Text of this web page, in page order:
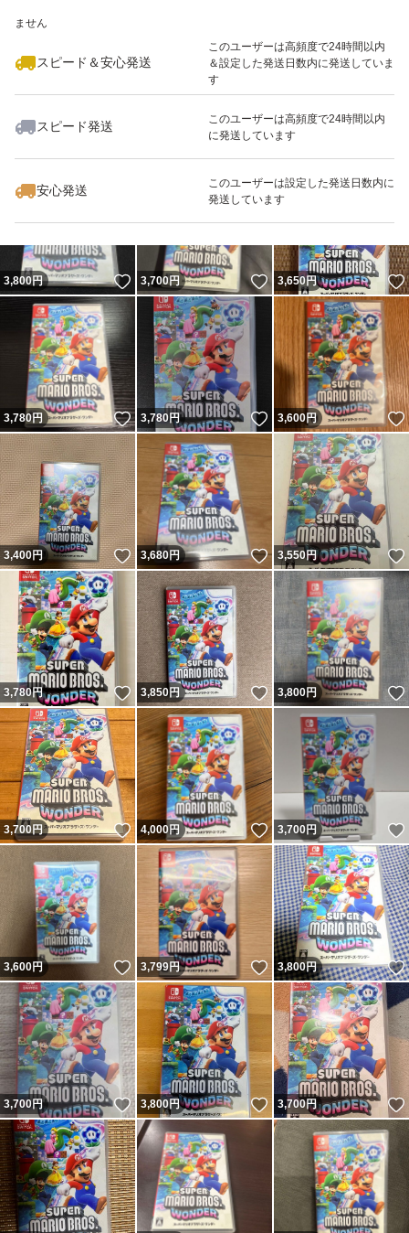
ません
スピード＆安心発送
このユーザーは高頻度で24時間以内
＆設定した発送日数内に発送していま
す
スピード発送
このユーザーは高頻度で24時間以内
に発送しています
安心発送
このユーザーは設定した発送日数内に
発送しています
いいね！
3,600
3,800円 いいね！
3,700円 いいね！
3,650円
3,780円 いいね！
3,780円 いいね！
3,600円
3,400円 いいね！
3,680円 いいね！
3,550円
3,780円 いいね！
3,850円 いいね！
3,800円
3,700円 いいね！
4,000円 いいね！
3,700円
3,600円 いいね！
3,799円 いいね！
3,800円
3,700円 いいね！
3,800円 いいね！
3,700円